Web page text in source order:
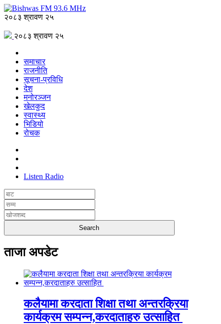
२०८३ श्रावण २५
२०८३ श्रावण २५
समाचार
राजनीति
सूचना-प्रविधि
देश
मनोरञ्जन
खेलकुद
स्वास्थ्य
भिडियो
रोचक
Listen Radio
ताजा अपडेट
कलैयामा करदाता शिक्षा तथा अन्तरक्रिया
कार्यक्रम सम्पन्न,करदाताहरु उत्साहित